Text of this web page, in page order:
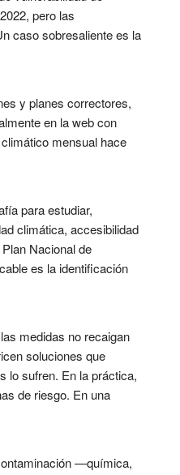
pero las
caso sobresaliente es la
y planes correctores,
en la web con
mensual hace
para estudiar,
climática, accesibilidad
Nacional de
es la identificación
medidas no recaigan
soluciones que
lo sufren. En la práctica,
de riesgo. En una
—química,